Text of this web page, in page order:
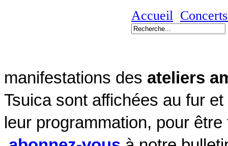
Accueil
manifestations des ateliers
Tsuica sont affichées au fur
leur programmation, pour